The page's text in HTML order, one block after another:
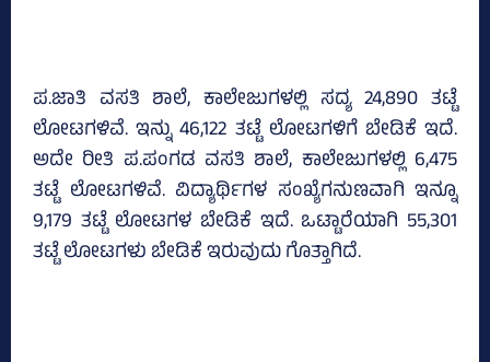
ಪ.ಜಾತಿ ವಸತಿ ಶಾಲೆ, ಕಾಲೇಜುಗಳಲ್ಲಿ ಸದ್ಯ 24,890 ತಟ್ಟೆ
ಲೋಟಗಳಿವೆ. ಇನ್ನು 46,122 ತಟ್ಟೆ ಲೋಟಗಳಿಗೆ ಬೇಡಿಕೆ ಇದೆ.
ಅದೇ ರೀತಿ ಪ.ಪಂಗಡ ವಸತಿ ಶಾಲೆ, ಕಾಲೇಜುಗಳಲ್ಲಿ 6,475
ತಟ್ಟೆ ಲೋಟಗಳಿವೆ. ವಿದ್ಯಾರ್ಥಿಗಳ ಸಂಖ್ಯೆಗನುಣವಾಗಿ ಇನ್ನೂ
9,179 ತಟ್ಟೆ ಲೋಟಗಳ ಬೇಡಿಕೆ ಇದೆ. ಒಟ್ಟಾರೆಯಾಗಿ 55,301
ತಟ್ಟೆ ಲೋಟಗಳು ಬೇಡಿಕೆ ಇರುವುದು ಗೊತ್ತಾಗಿದೆ.